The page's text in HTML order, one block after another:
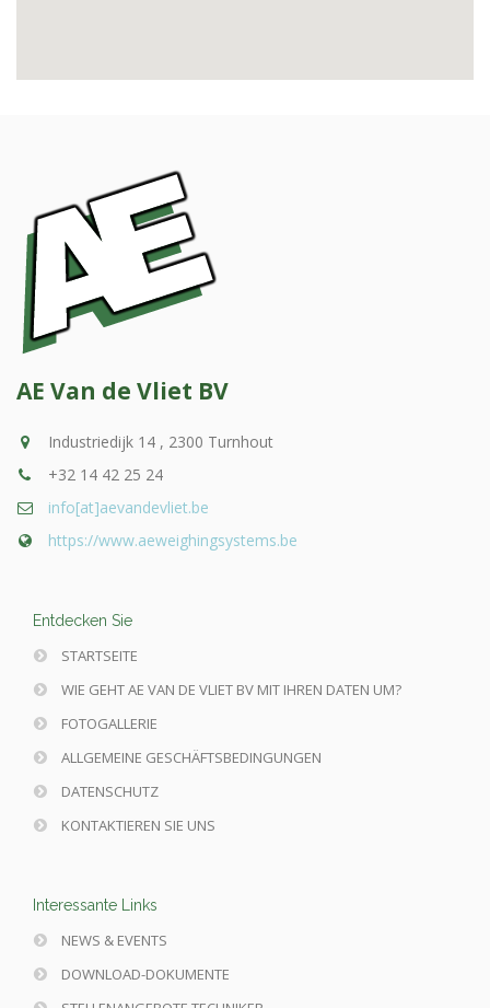
AE Van de Vliet BV
Industriedijk 14 , 2300 Turnhout
+32 14 42 25 24
info[at]aevandevliet.be
https://www.aeweighingsystems.be
Entdecken Sie
STARTSEITE
WIE GEHT AE VAN DE VLIET BV MIT IHREN DATEN UM?
FOTOGALLERIE
ALLGEMEINE GESCHÄFTSBEDINGUNGEN
DATENSCHUTZ
KONTAKTIEREN SIE UNS
Interessante Links
NEWS & EVENTS
DOWNLOAD-DOKUMENTE